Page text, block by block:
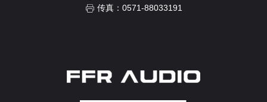
传真：0571-88033191